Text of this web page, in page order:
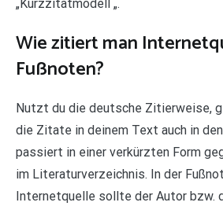
„Kurzzitatmodell „.
Wie zitiert man
Fußnoten?
Nutzt du die deutsche Zitierweise,
die Zitate in deinem Text auch in
passiert in einer verkürzten Form
im Literaturverzeichnis. In der
Internetquelle sollte der Autor bzw.